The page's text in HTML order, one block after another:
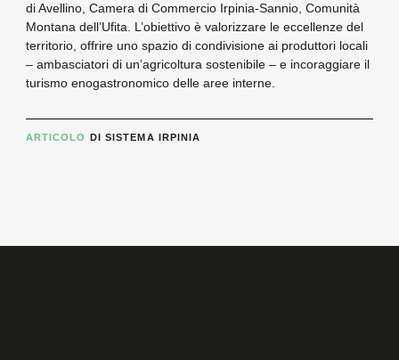
di Avellino, Camera di Commercio Irpinia-Sannio, Comunità
Montana dell’Ufita. L’obiettivo è valorizzare le eccellenze del
territorio, offrire uno spazio di condivisione ai produttori locali
– ambasciatori di un’agricoltura sostenibile – e incoraggiare il
turismo enogastronomico delle aree interne.
ARTICOLO DI SISTEMA IRPINIA